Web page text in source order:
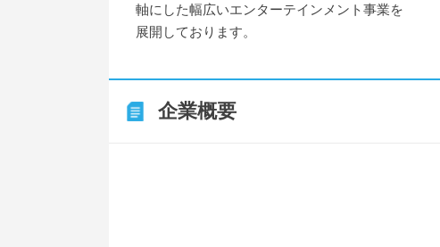
軸にした幅広いエンターテインメント事業を
展開しております。
企業概要